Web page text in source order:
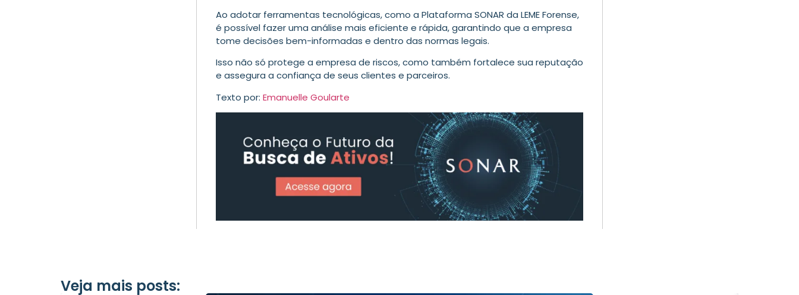
Ao adotar ferramentas tecnológicas, como a Plataforma SONAR da LEME Forense,
é possível fazer uma análise mais eficiente e rápida, garantindo que a empresa
tome decisões bem-informadas e dentro das normas legais.
Isso não só protege a empresa de riscos, como também fortalece sua reputação
e assegura a confiança de seus clientes e parceiros.
Texto por: Emanuelle Goularte
Veja mais posts: